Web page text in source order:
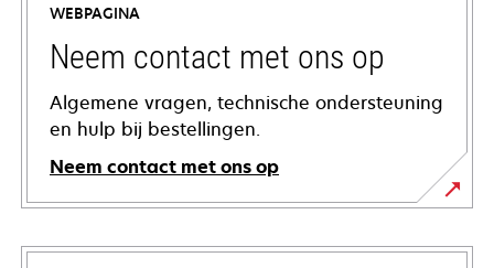
WEBPAGINA
Neem contact met ons op
Algemene vragen, technische ondersteuning
en hulp bij bestellingen.
Neem contact met ons op